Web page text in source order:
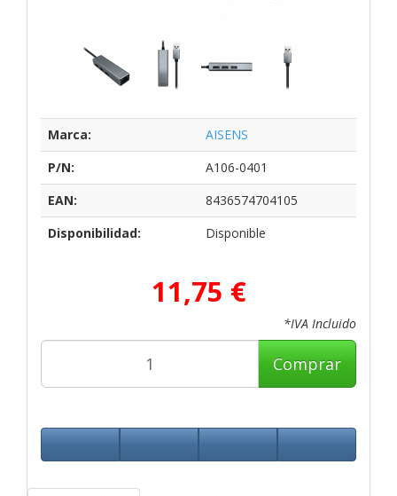
Marca:
AISENS
P/N:
A106-0401
EAN:
8436574704105
Disponibilidad:
Disponible
11,75 €
*IVA Incluido
Comprar